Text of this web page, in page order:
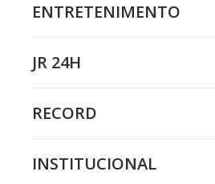
ENTRETENIMENTO
JR 24H
RECORD
INSTITUCIONAL